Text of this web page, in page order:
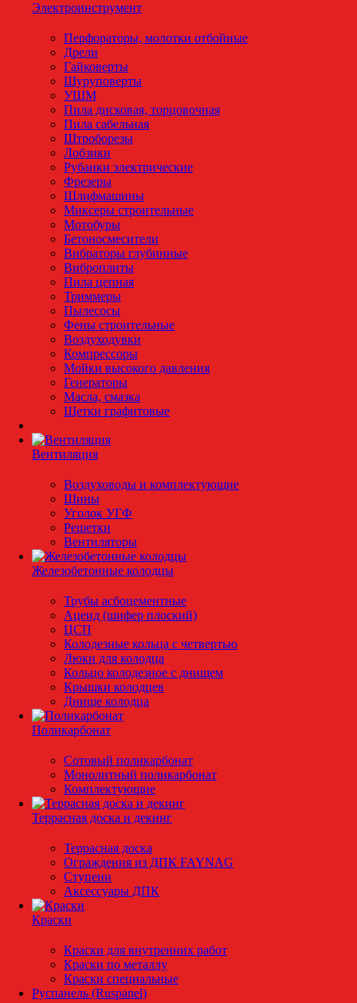
Электроинструмент
Перфораторы, молотки отбойные
Дрели
Гайковерты
Шуруповерты
УШМ
Пила дисковая, торцовочная
Пила сабельная
Штроборезы
Лобзики
Рубанки электрические
Фрезеры
Шлифмашины
Миксеры строительные
Мотобуры
Бетоносмесители
Вибраторы глубинные
Виброплиты
Пила цепная
Триммеры
Пылесосы
Фены строительные
Воздуходувки
Компрессоры
Мойки высокого давления
Генераторы
Масла, смазка
Щетки графитовые
Вентиляция
Воздуховоды и комплектующие
Шины
Уголок УГФ
Решeтки
Вентиляторы
Железобетонные колодцы
Трубы асбоцементные
Ацеид (шифер плоский)
ЦСП
Колодезные кольца с четвертью
Люки для колодца
Кольцо колодезное с днищем
Крышки колодцев
Днище колодца
Поликарбонат
Сотовый поликарбонат
Монолитный поликарбонат
Комплектующие
Террасная доска и декинг
Террасная доска
Ограждения из ДПК FAYNAG
Ступени
Аксессуары ДПК
Краски
Краски для внутренних работ
Краски по металлу
Краски специальные
Руспанель (Ruspanel)